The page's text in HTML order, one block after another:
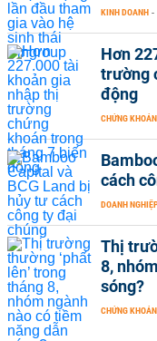
KINH DOANH -
Hơn
trường
động
CHỨNG KHOÁN
cách
DOANH
Thị
8,
sóng?
CHỨNG KHOÁN